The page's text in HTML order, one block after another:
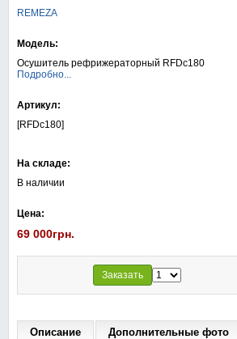
REMEZA
Модель:
Осушитель рефрижераторный RFDc180
Подробно...
Артикул:
[RFDc180]
На складе:
В наличии
Цена:
69 000грн.
Заказать
Описание Дополнительные фото